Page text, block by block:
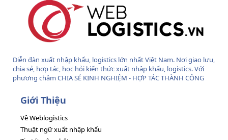
Diễn đàn xuất nhập khẩu, logistics lớn nhất Việt Nam. Nơi giao lưu,
chia sẻ, hợp tác, học hỏi kiến thức xuất nhập khẩu, logistics. Với
phương châm CHIA SẺ KINH NGHIỆM - HỢP TÁC THÀNH CÔNG
Giới Thiệu
Về Weblogistics
Thuật ngữ xuất nhập khẩu